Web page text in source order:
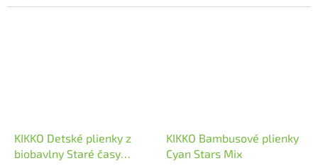
KIKKO Detské plienky z
biobavlny Staré časy
KIKKO Bambusové plienky
Cyan Stars Mix